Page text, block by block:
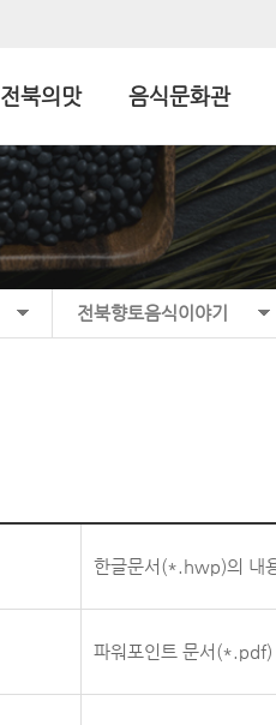
전북의맛 음식문화관
전북향토음식이야기
한글문서(*.hwp)의 내
파워포인트 문서(*.pdf)